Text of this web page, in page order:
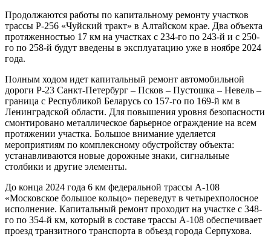
Продолжаются работы по капитальному ремонту участков
трассы Р-256 «Чуйский тракт» в Алтайском крае. Два объекта
протяженностью 17 км на участках с 234-го по 243-й и с 250-
го по 258-й будут введены в эксплуатацию уже в ноябре 2024
года.
Полным ходом идет капитальный ремонт автомобильной
дороги Р-23 Санкт-Петербург – Псков – Пустошка – Невель –
граница с Республикой Беларусь со 157-го по 169-й км в
Ленинградской области. Для повышения уровня безопасности
смонтировано металлическое барьерное ограждение на всем
протяжении участка. Большое внимание уделяется
мероприятиям по комплексному обустройству объекта:
устанавливаются новые дорожные знаки, сигнальные
столбики и другие элементы.
До конца 2024 года 6 км федеральной трассы А-108
«Московское большое кольцо» переведут в четырехполосное
исполнение. Капитальный ремонт проходит на участке с 348-
го по 354-й км, который в составе трассы А-108 обеспечивает
проезд транзитного транспорта в объезд города Серпухова.